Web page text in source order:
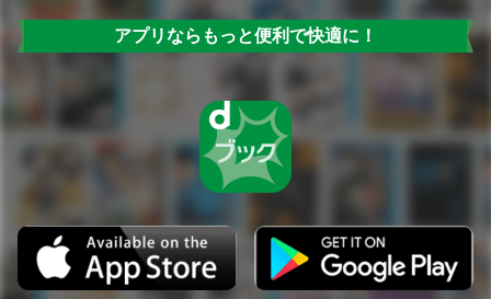
アプリならもっと便利で快適に！